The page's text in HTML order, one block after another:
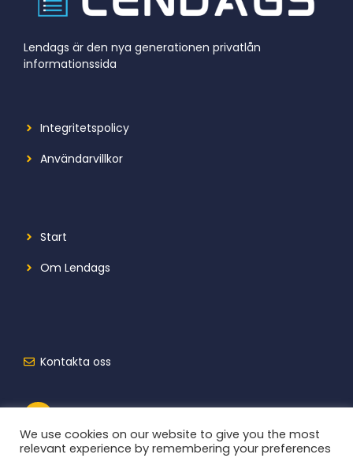
Lendags är den nya generationen privatlån
informationssida
Integritetspolicy
Användarvillkor
Start
Om Lendags
Kontakta oss
We use cookies on our website to give you the most
relevant experience by remembering your preferences